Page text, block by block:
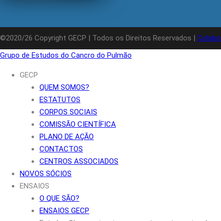
©2020/26 Copyright GECP | Todos os Direitos Reservados |
Grupo de Estudos do Cancro do Pulmão
GECP
QUEM SOMOS?
ESTATUTOS
CORPOS SOCIAIS
COMISSÃO CIENTÍFICA
PLANO DE AÇÃO
CONTACTOS
CENTROS ASSOCIADOS
NOVOS SÓCIOS
ENSAIOS
O QUE SÃO?
ENSAIOS GECP